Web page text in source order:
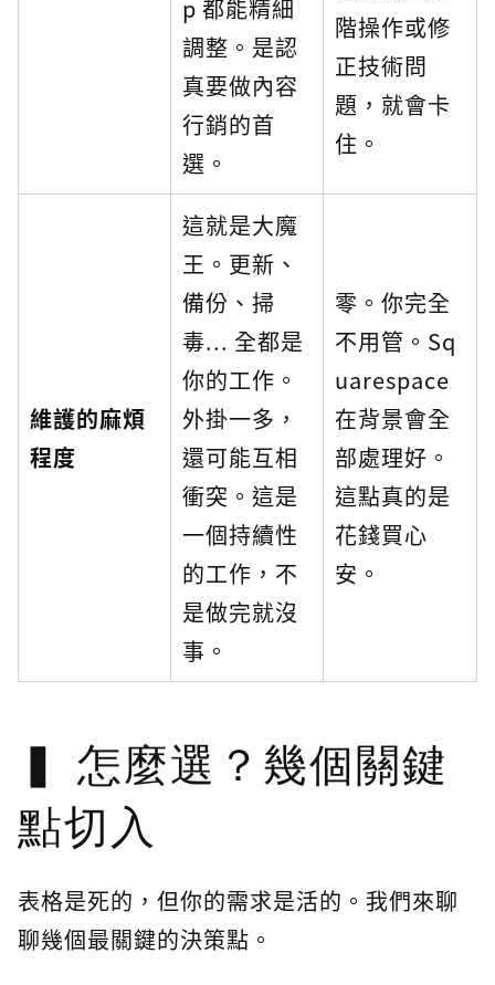
p 都能精細
調整。是認
真要做內容
行銷的首
選。
階操作或修
正技術問
題，就會卡
住。
維護的麻煩
程度
這就是大魔
王。更新、
備份、掃
毒... 全都是
你的工作。
外掛一多，
還可能互相
衝突。這是
一個持續性
的工作，不
是做完就沒
事。
零。你完全
不用管。Sq
uarespace
在背景會全
部處理好。
這點真的是
花錢買心
安。
怎麼選？幾個關鍵
點切入
表格是死的，但你的需求是活的。我們來聊
聊幾個最關鍵的決策點。